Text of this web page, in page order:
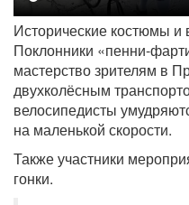
Исторические костюмы
Поклонники «пенни-
мастерство зрителям в
двухколёсным
велосипедисты
на маленькой скорости.
Также участники
гонки.